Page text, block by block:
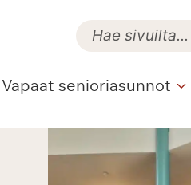
Vapaat senioriasunnot